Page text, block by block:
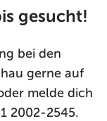
gesucht!
bei den
gerne auf
melde dich
2002-2545.